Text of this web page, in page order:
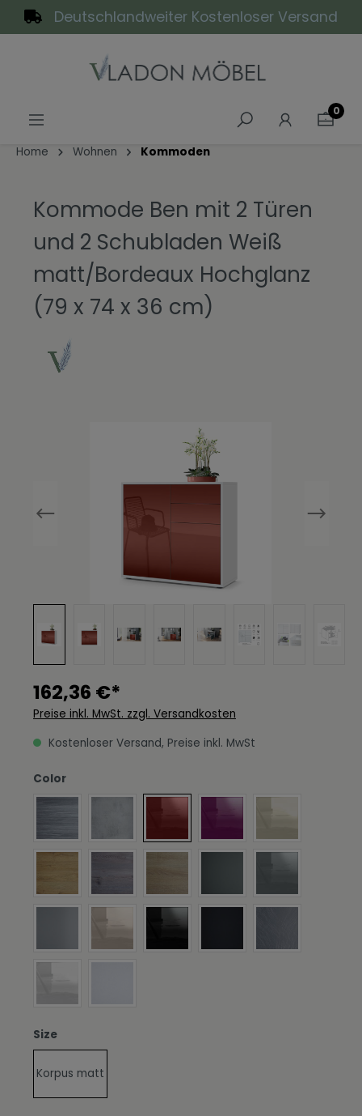
springenDeutschlandweiter Kostenloser Versand
0
Home Wohnen Kommoden
Kommode Ben mit 2 Türen
und 2 Schubladen Weiß
matt/Bordeaux Hochglanz
(79 x 74 x 36 cm)
162,36 €*
Preise inkl. MwSt. zzgl. Versandkosten
Kostenloser Versand, Preise inkl. MwSt
Colorauswählen
Front in Eiche Natur
Sizeauswählen
Korpus matt